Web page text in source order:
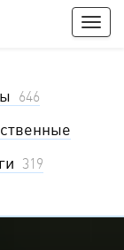
646
319